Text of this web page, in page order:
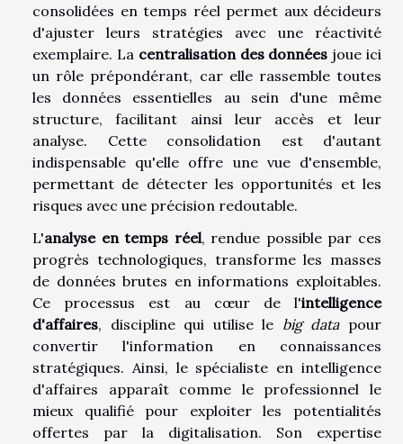
consolidées en temps réel permet aux décideurs
d'ajuster leurs stratégies avec une réactivité
exemplaire. La centralisation des données joue ici
un rôle prépondérant, car elle rassemble toutes
les données essentielles au sein d'une même
structure, facilitant ainsi leur accès et leur
analyse. Cette consolidation est d'autant
indispensable qu'elle offre une vue d'ensemble,
permettant de détecter les opportunités et les
risques avec une précision redoutable.
L'analyse en temps réel, rendue possible par ces
progrès technologiques, transforme les masses
de données brutes en informations exploitables.
Ce processus est au cœur de l'intelligence
d'affaires, discipline qui utilise le big datapour
convertir l'information en connaissances
stratégiques. Ainsi, le spécialiste en intelligence
d'affaires apparaît comme le professionnel le
mieux qualifié pour exploiter les potentialités
offertes par la digitalisation. Son expertise